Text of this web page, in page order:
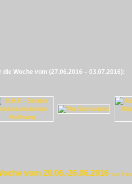
Woche vom (27.06.2016 – 03.07.2016):
vom 20.06.-26.06.2016 von